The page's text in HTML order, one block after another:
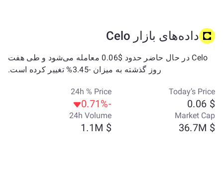
داده‌های بازار Celo
Celo در حال حاضر حدود $0.06 معامله می‌شود و طی هفت
روز گذشته به میزان -3.45% تغییر کرده است.
Today’s Price
$ 0.06
24h % Price
-0.71%
Market Cap
$ 36.7M
24h Volume
$ 1.1M